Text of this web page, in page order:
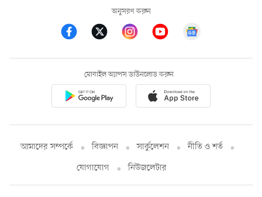
অনুসরণ করুন
মোবাইল অ্যাপস ডাউনলোড করুন
আমাদের সম্পর্কে বিজ্ঞাপন সার্কুলেশন
নীতি ও শর্ত
যোগাযোগ
নিউজলেটার